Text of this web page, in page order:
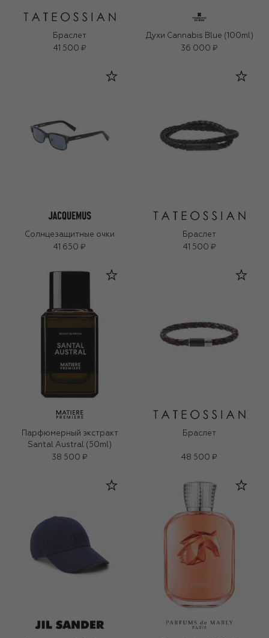
Браслет
41 500 ₽
Духи Cannabis Blue (100ml)
36 000 ₽
Солнцезащитные очки
41 650 ₽
Браслет
41 500 ₽
Парфюмерный экстракт
Santal Austral (50ml)
38 500 ₽
Браслет
48 500 ₽